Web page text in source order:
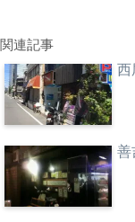
関連記事
西
善